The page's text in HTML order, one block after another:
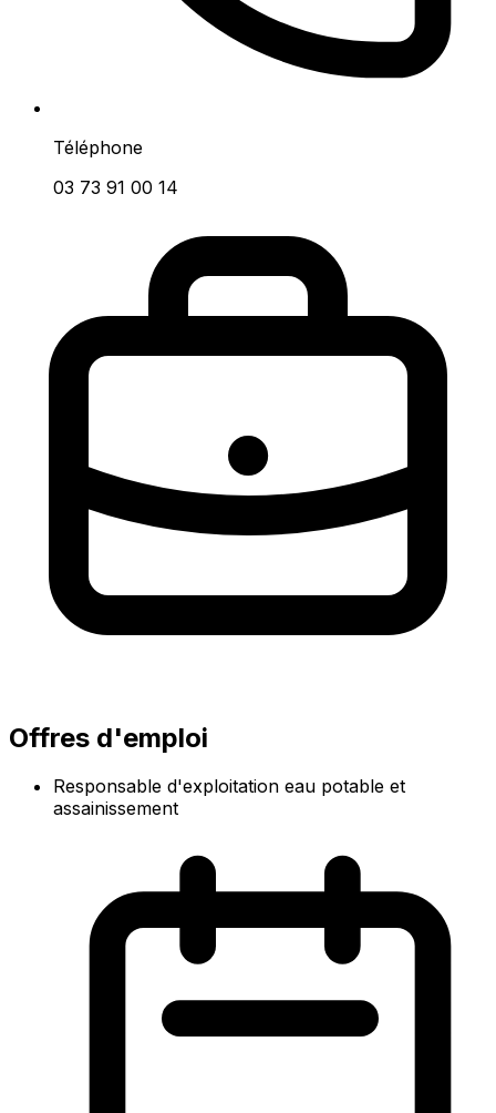
Téléphone
03 73 91 00 14
Offres d'emploi
Responsable d'exploitation eau potable et
assainissement